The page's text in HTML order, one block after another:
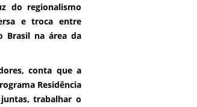
do regionalismo
e troca entre
Brasil na área da
conta que a
Residência
trabalhar o